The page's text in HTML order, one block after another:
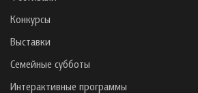
Конкурсы
Выставки
Семейные субботы
Интерактивные программы